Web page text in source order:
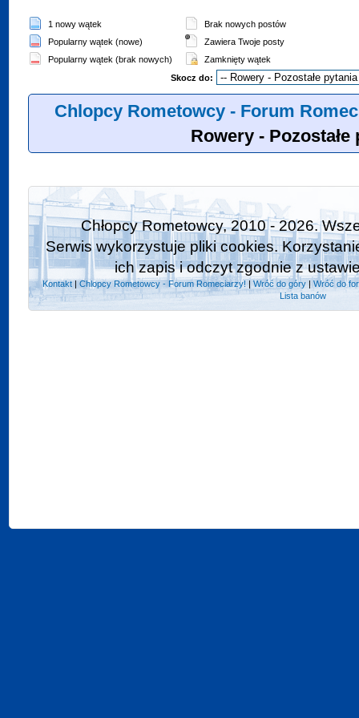
1 nowy wątek
Popularny wątek (nowe)
Popularny wątek (brak nowych)
Brak nowych postów
Zawiera Twoje posty
Zamknięty wątek
Skocz do:
Chlopcy Rometowcy - Forum
Rowery - Pozostałe
Chłopcy Rometowcy, 2010 - 2026.
Serwis wykorzystuje pliki cookies.
ich zapis i odczyt zgodnie z
Kontakt| Chlopcy Rometowcy - Forum Romeciarzy! |Wróć do góry| Wróć do
Lista banów